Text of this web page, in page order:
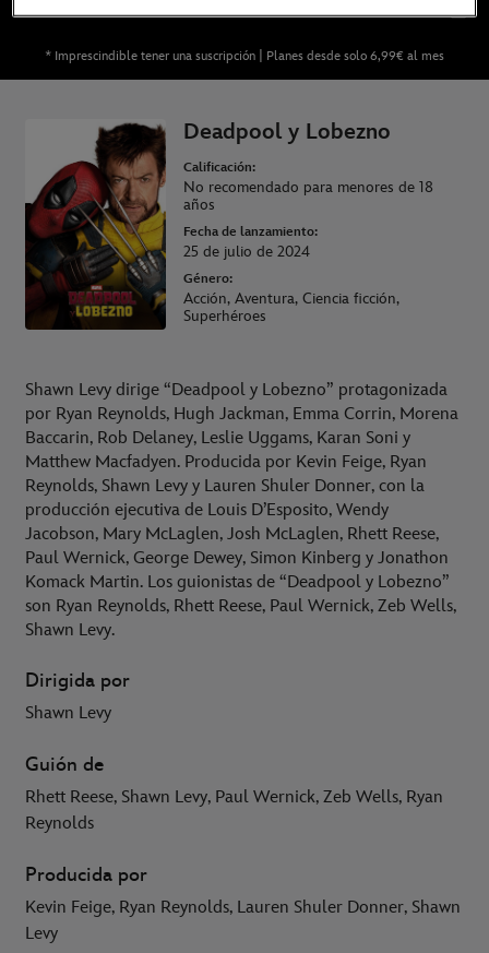
* Imprescindible tener una suscripción | Planes desde solo 6,99€ al mes
Deadpool y Lobezno
Calificación:
No recomendado para menores de 18
años
Fecha de lanzamiento:
25 de julio de 2024
Género:
Acción, Aventura, Ciencia ficción,
Superhéroes
Shawn Levy dirige “Deadpool y Lobezno” protagonizada
por Ryan Reynolds, Hugh Jackman, Emma Corrin, Morena
Baccarin, Rob Delaney, Leslie Uggams, Karan Soni y
Matthew Macfadyen. Producida por Kevin Feige, Ryan
Reynolds, Shawn Levy y Lauren Shuler Donner, con la
producción ejecutiva de Louis D’Esposito, Wendy
Jacobson, Mary McLaglen, Josh McLaglen, Rhett Reese,
Paul Wernick, George Dewey, Simon Kinberg y Jonathon
Komack Martin. Los guionistas de “Deadpool y Lobezno”
son Ryan Reynolds, Rhett Reese, Paul Wernick, Zeb Wells,
Shawn Levy.
Dirigida por
Shawn Levy
Guión de
Rhett Reese, Shawn Levy, Paul Wernick, Zeb Wells, Ryan
Reynolds
Producida por
Kevin Feige, Ryan Reynolds, Lauren Shuler Donner, Shawn
Levy